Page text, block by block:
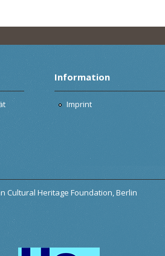
Information
Imprint
Cultural Heritage Foundation, Berlin